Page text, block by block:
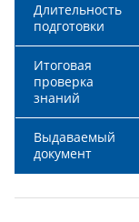
Длительность
подготовки
Итоговая
проверка
знаний
Выдаваемый
документ